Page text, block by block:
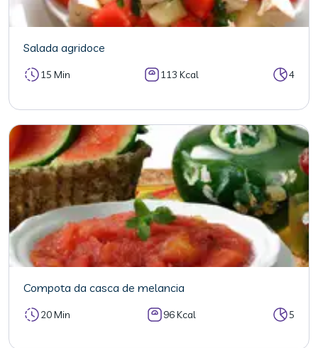
Salada agridoce
15 Min 113 Kcal 4
Compota da casca de melancia
20 Min 96 Kcal 5